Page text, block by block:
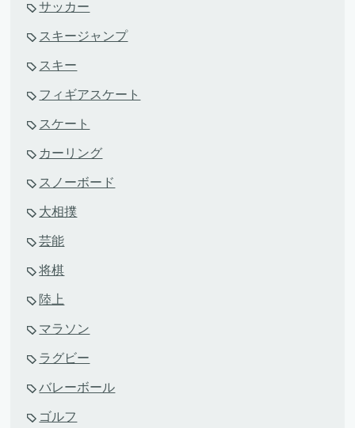
サッカー
スキージャンプ
スキー
フィギアスケート
スケート
カーリング
スノーボード
大相撲
芸能
将棋
陸上
マラソン
ラグビー
バレーボール
ゴルフ